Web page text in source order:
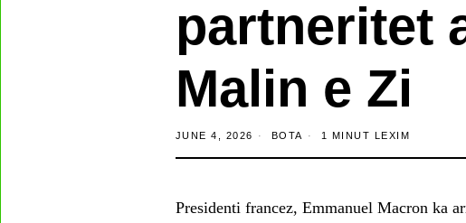
partneritet
Malin e Zi
JUNE 4, 2026 BOTA 1 MINUT LEXIM
Presidenti francez, Emmanuel Macron ka